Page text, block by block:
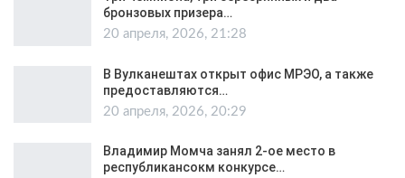
бронзовых призера…
20 апреля, 2026, 21:28
В Вулканештах открыт офис МРЭО, а также
предоставляются…
20 апреля, 2026, 20:29
Владимир Момча занял 2-ое место в
республикансокм конкурсе…